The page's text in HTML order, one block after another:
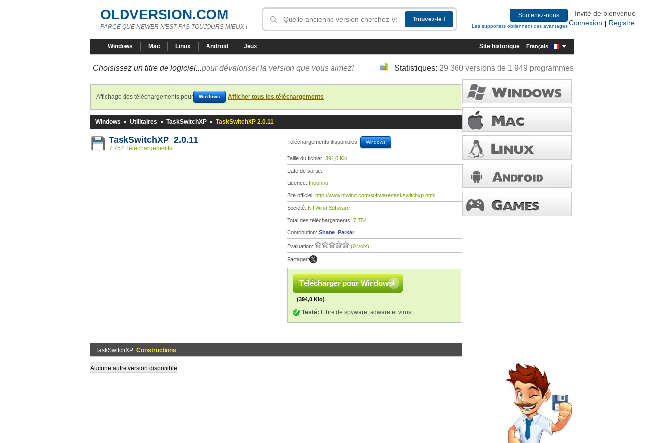
OLDVERSION.COM
PARCE QUE NEWER N'EST PAS TOUJOURS MIEUX !
Soutenez-nous
Les supporters obtiennent des avantages
Invité de bienvenue
Connexion
Registre
Windows Mac Linux Android Jeux Site historique Français
Choisissez un titre de logiciel...pour dévaloriser la version que vous aimez! Statistiques: 29 360 versions de 1 949 programmes
Affichage des téléchargements pour Windows Afficher tous les téléchargements
Windows » Utilitaires » TaskSwitchXP » TaskSwitchXP 2.0.11
TaskSwitchXP 2.0.11
7 754 Téléchargements
Téléchargements disponibles: Windows
Taille du fichier: 394,0 Kio
Date de sortie:
Licence: Inconnu
Site officiel: http://www.ntwind.com/software/taskswitchxp.html
Société: NTWind Software
Total des téléchargements: 7 754
Contribution: Shane_Parkar
Évaluation: (0 voix)
Partager:
Télécharger pour Windows
(394,0 Kio)
Testé: Libre de spyware, adware et virus
TaskSwitchXP Constructions
Aucune autre version disponible